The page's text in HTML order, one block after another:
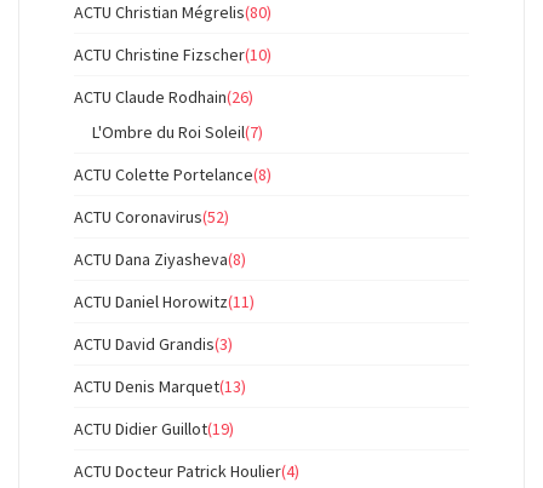
ACTU Christian Mégrelis(80)
ACTU Christine Fizscher(10)
ACTU Claude Rodhain(26)
L'Ombre du Roi Soleil(7)
ACTU Colette Portelance(8)
ACTU Coronavirus(52)
ACTU Dana Ziyasheva(8)
ACTU Daniel Horowitz(11)
ACTU David Grandis(3)
ACTU Denis Marquet(13)
ACTU Didier Guillot(19)
ACTU Docteur Patrick Houlier(4)